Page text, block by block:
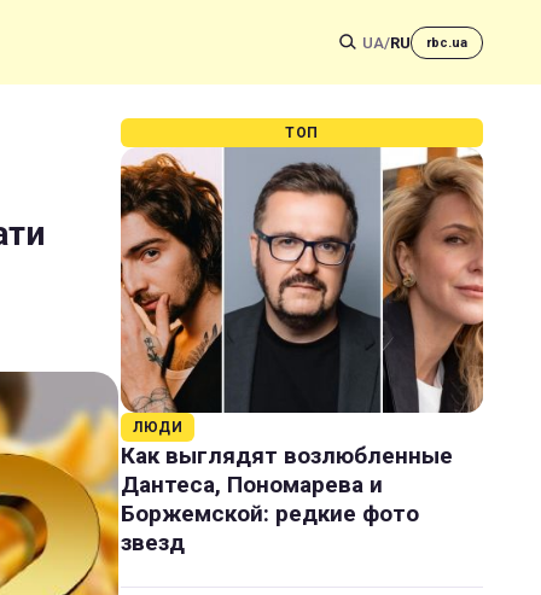
UA/RU rbc.ua
ТОП
ЛЮДИ
Как выглядят возлюбленные
Дантеса, Пономарева и
Боржемской: редкие фото
звезд